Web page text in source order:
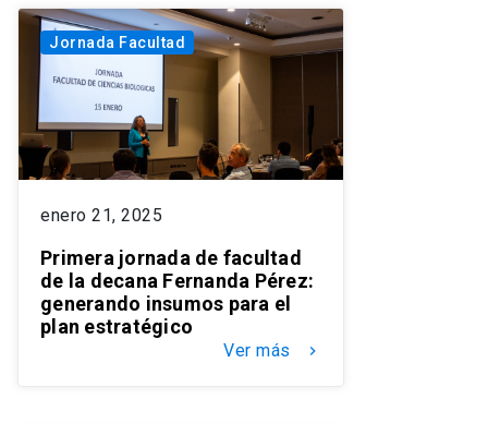
Jornada Facultad
enero 21, 2025
Primera jornada de facultad
de la decana Fernanda Pérez:
generando insumos para el
plan estratégico
Ver más keyboard_arrow_right